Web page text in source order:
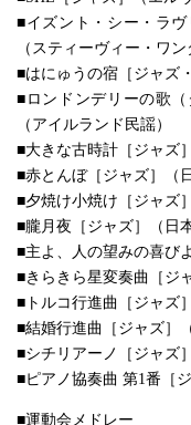
■イズント・シー・ラヴ
（スティーヴィー・ワン
■はにゅうの宿［ジャズ
■ロンドンデリーの歌（
（アイルランド民謡）
■大きな古時計［ジャズ］
■赤とんぼ［ジャズ］（
■夕焼け小焼け［ジャズ
■朧月夜［ジャズ］（日
■主よ、人の望みの喜び
■きらきら星変奏曲［ジ
■トルコ行進曲［ジャズ
■結婚行進曲［ジャズ］
■シチリアーノ［ジャズ
■ピアノ協奏曲 第1番［
■運動会メドレー